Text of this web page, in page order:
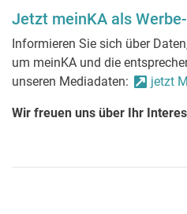
Jetzt meinKA als
Informieren Sie sich über
um meinKA und die
unseren Mediadaten:
jetzt
Wir freuen uns über Ihr